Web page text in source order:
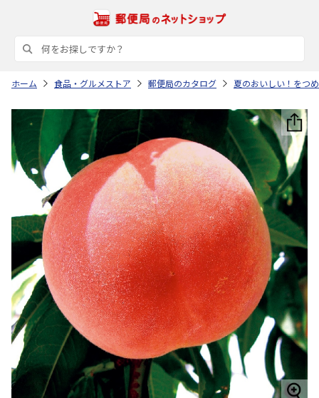
ホーム 食品・グルメストア 郵便局のカタログ 夏のおいしい！をつ